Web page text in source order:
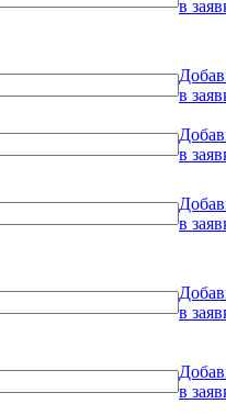
в
в
в
в
в
в